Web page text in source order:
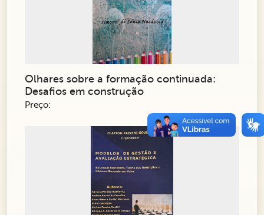
Olhares sobre a formação continuada:
Desafios em construção
Preço: